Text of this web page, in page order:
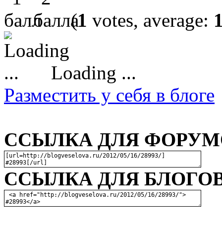
(1 votes, average:
Loading ...
Разместить у себя в блоге
ССЫЛКА ДЛЯ
ССЫЛКА ДЛЯ БЛОГОВ